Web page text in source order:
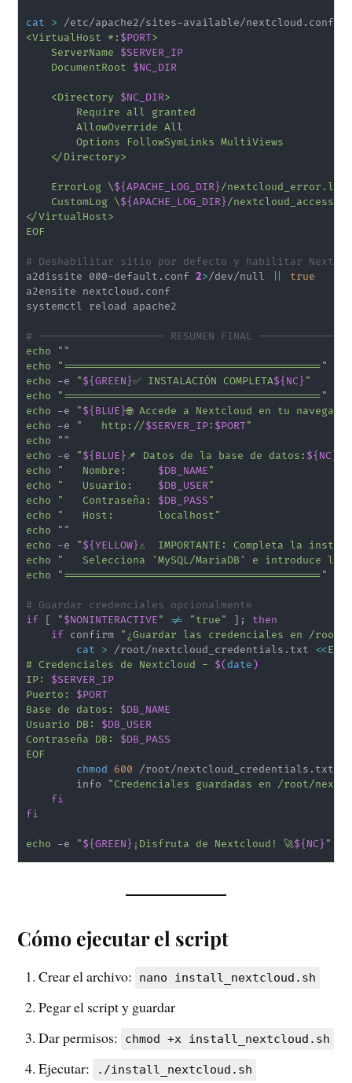
cat > /etc/apache2/sites-available/nextcloud.conf
<VirtualHost *: $PORT>
    ServerName
$SERVER_IP
    DocumentRoot
$NC_DIR
    <Directory
$NC_DIR>
        Require all granted
        AllowOverride All
        Options FollowSymLinks MultiViews
    </Directory>
    ErrorLog \
${APACHE_LOG_DIR}/nextcloud_error.log
    CustomLog \
${APACHE_LOG_DIR}/
</VirtualHost>
EOF
# Deshabilitar sitio por defecto y habilitar
a2dissite 000-default.conf 2>/dev/null
true
a2ensite nextcloud.conf
systemctl reload apache2
# -------------------- RESUMEN FINAL
echo
""
echo
"========================================="
echo -e "${GREEN}✅ INSTALACIÓN COMPLETA${NC}"
echo
"========================================="
echo -e "${BLUE}🌐 Accede a Nextcloud en tu
echo -e "   http://$SERVER_IP: $PORT"
echo
""
echo -e "${BLUE}📌 Datos de la base de datos: ${NC}
echo
"   Nombre: $DB_NAME"
echo
"   Usuario: $DB_USER"
echo
"   Contraseña: $DB_PASS"
echo
"   Host:       localhost"
echo
""
echo -e "${YELLOW}⚠️  IMPORTANTE: Completa la
echo
"   Selecciona 'MySQL/MariaDB' e introduce
echo
"========================================="
# Guardar credenciales opcionalmente
if
[ "$NONINTERACTIVE" != "true" ] ;
then
if confirm "¿Guardar las credenciales en /
cat
> /root/nextcloud_credentials.txt <<EOF
# Credenciales de Nextcloud - $( date )
IP: $SERVER_IP
Puerto: $PORT
Base de datos: $DB_NAME
Usuario DB: $DB_USER
Contraseña DB: $DB_PASS
EOF
chmod
600 /root/nextcloud_credentials.txt
        info
"Credenciales guardadas en /root/
fi
fi
echo -e "${GREEN} ¡Disfruta de Nextcloud! 🚀${NC}"
Cómo ejecutar el script
Crear el archivo: nano install_nextcloud.sh
Pegar el script y guardar
Dar permisos:
chmod +x install_nextcloud.sh
Ejecutar: ./install_nextcloud.sh